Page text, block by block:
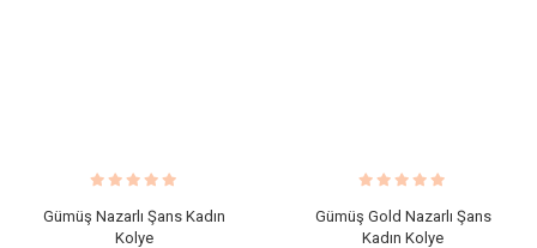
Gümüş Nazarlı Şans Kadın
Kolye
Gümüş Gold Nazarlı Şans
Kadın Kolye